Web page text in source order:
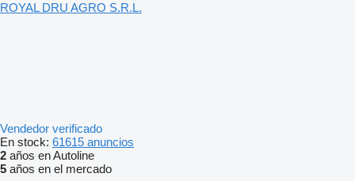
ROYAL DRU AGRO S.R.L.
Vendedor verificado
En stock: 61615 anuncios
2 años en Autoline
5 años en el mercado